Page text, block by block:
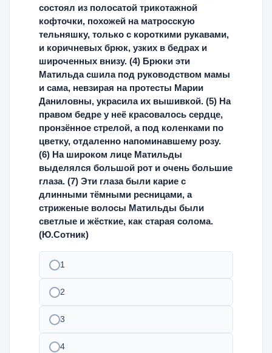
состоял из полосатой трикотажной
кофточки, похожей на матросскую
тельняшку, только с короткими рукавами,
и коричневых брюк, узких в бедрах и
широченных внизу. (4) Брюки эти
Матильда сшила под руководством мамы
и сама, невзирая на протесты Марии
Даниловны, украсила их вышивкой. (5) На
правом бедре у неё красовалось сердце,
пронзённое стрелой, а под коленками по
цветку, отдаленно напоминавшему розу.
(6) На широком лице Матильды
выделялся большой рот и очень большие
глаза. (7) Эти глаза были карие с
длинными тёмными ресницами, а
стриженые волосы Матильды были
светлые и жёсткие, как старая солома.
(Ю.Сотник)
1
2
3
4